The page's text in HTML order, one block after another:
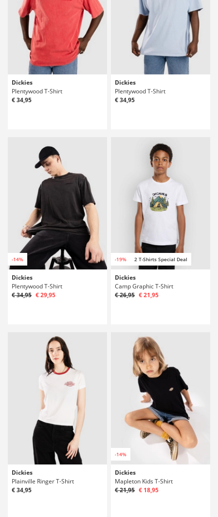
Dickies
Plentywood T-Shirt
€ 34,95
Dickies
Plentywood T-Shirt
€ 34,95
-14%
Dickies
Plentywood T-Shirt
€ 34,95 € 29,95
-19% 2 T-Shirts Special Deal
Dickies
Camp Graphic T-Shirt
€ 26,95 € 21,95
Dickies
Plainville Ringer T-Shirt
€ 34,95
-14%
Dickies
Mapleton Kids T-Shirt
€ 21,95 € 18,95